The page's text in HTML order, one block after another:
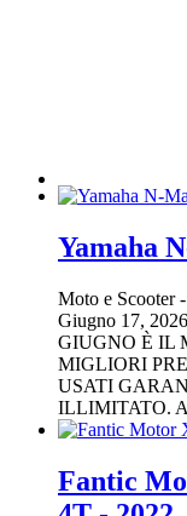
Yamaha
Moto e Scooter-
Giugno 17, 2026
GIUGNO È IL
MIGLIORI
USATI
ILLIMITATO.
Fantic